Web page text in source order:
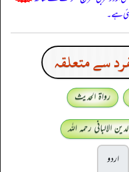
ہے۔
سے متعلقہ
رواۃ الحدیث
الالبانی رحمہ اللہ
اردو